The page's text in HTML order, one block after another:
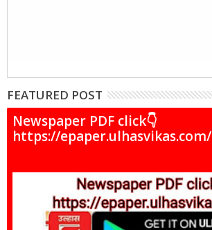
FEATURED POST
Newspaper PDF click👇
https://epaper.ulhasvikas.com/